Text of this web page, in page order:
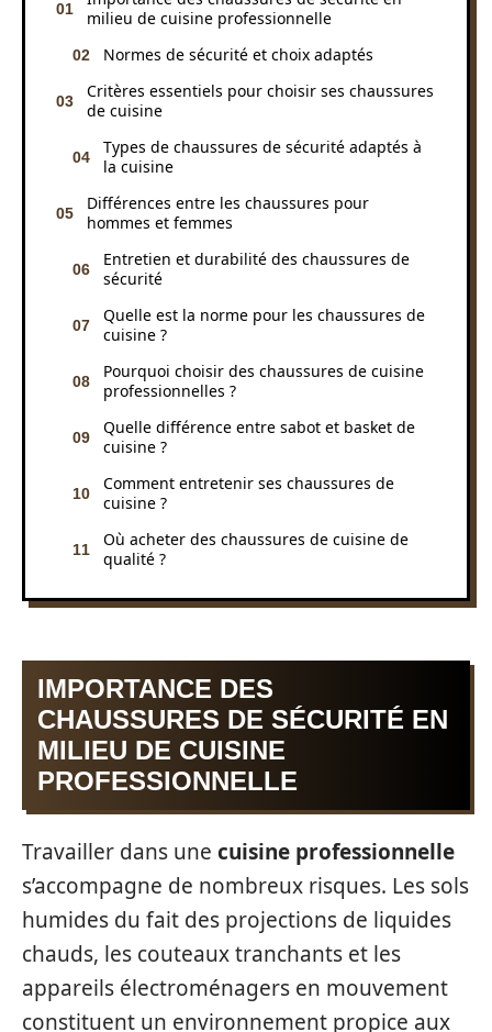
milieu de cuisine professionnelle
Normes de sécurité et choix adaptés
Critères essentiels pour choisir ses chaussures
de cuisine
Types de chaussures de sécurité adaptés à
la cuisine
Différences entre les chaussures pour
hommes et femmes
Entretien et durabilité des chaussures de
sécurité
Quelle est la norme pour les chaussures de
cuisine ?
Pourquoi choisir des chaussures de cuisine
professionnelles ?
Quelle différence entre sabot et basket de
cuisine ?
Comment entretenir ses chaussures de
cuisine ?
Où acheter des chaussures de cuisine de
qualité ?
IMPORTANCE DES
CHAUSSURES DE SÉCURITÉ EN
MILIEU DE CUISINE
PROFESSIONNELLE
Travailler dans une cuisine professionnelle
s’accompagne de nombreux risques. Les sols
humides du fait des projections de liquides
chauds, les couteaux tranchants et les
appareils électroménagers en mouvement
constituent un environnement propice aux